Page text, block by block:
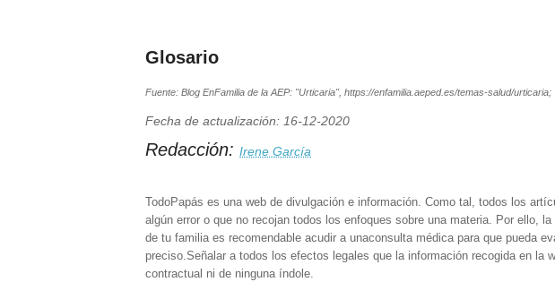
Glosario
Fuente: Blog EnFamilia de la AEP: "Urticaria", https://enfamilia.aeped.es/temas-salud/
Fecha de actualización: 16-12-2020
Redacción: Irene García
TodoPapás es una web de divulgación e información. Como tal, todos los
algún error o que no recojan todos los enfoques sobre una materia. Por ello,
de tu familia es recomendable acudir a unaconsulta médica para que pueda
preciso.Señalar a todos los efectos legales que la información recogida en
contractual ni de ninguna índole.